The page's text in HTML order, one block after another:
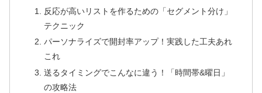
反応が高いリストを作るための「セグメント分け」
テクニック
パーソナライズで開封率アップ！実践した工夫あれ
これ
送るタイミングでこんなに違う！「時間帯&曜日」
の攻略法